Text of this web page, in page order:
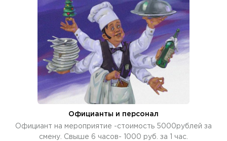
Официанты и персонал
Официант на мероприятие -стоимость 5000рублей за
смену. Свыше 6 часов- 1000 руб. за 1 час.